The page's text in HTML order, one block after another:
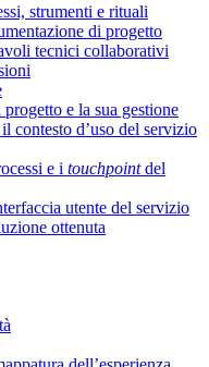
strumenti e rituali
di progetto
tecnici collaborativi
e la sua gestione
contesto d’uso del servizio
e i touchpointdel
utente del servizio
ottenuta